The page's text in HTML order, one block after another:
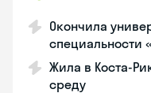
Окончила
специальности
Жила в
среду